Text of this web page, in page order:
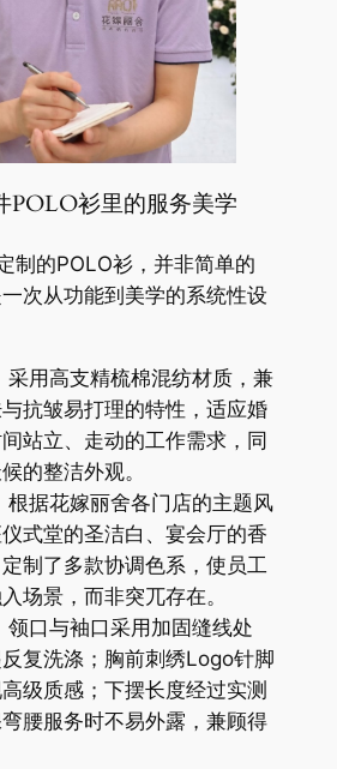
POLO衫里的服务美学
制的POLO衫，并非简单的
次从功能到美学的系统性设
采用高支精梳棉混纺材质，兼
抗皱易打理的特性，适应婚
站立、走动的工作需求，同
的整洁外观。
根据花嫁丽舍各门店的主题风
式堂的圣洁白、宴会厅的香
制了多款协调色系，使员工
场景，而非突兀存在。
领口与袖口采用加固缝线处
复洗涤；胸前刺绣Logo针脚
级质感；下摆长度经过实测
腰服务时不易外露，兼顾得